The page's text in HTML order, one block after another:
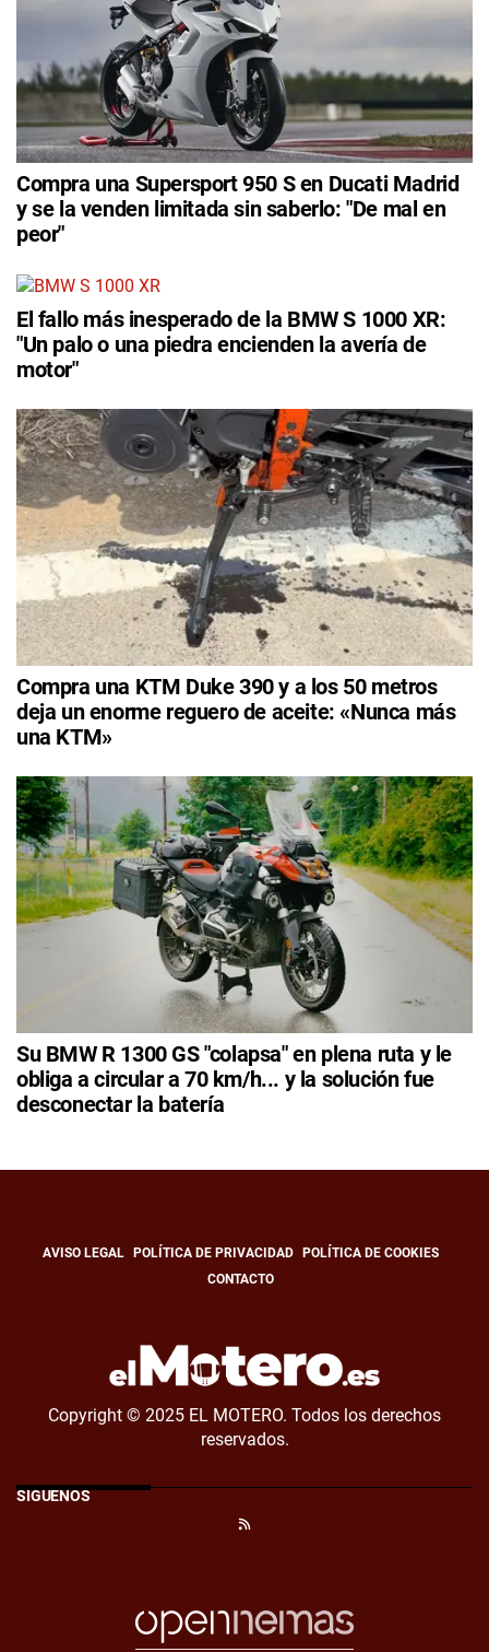
Compra una Supersport 950 S en Ducati Madrid
y se la venden limitada sin saberlo: "De mal en
peor"
El fallo más inesperado de la BMW S 1000 XR:
"Un palo o una piedra encienden la avería de
motor"
Compra una KTM Duke 390 y a los 50 metros
deja un enorme reguero de aceite: «Nunca más
una KTM»
Su BMW R 1300 GS "colapsa" en plena ruta y le
obliga a circular a 70 km/h... y la solución fue
desconectar la batería
AVISO LEGAL POLÍTICA DE PRIVACIDAD
POLÍTICA DE COOKIES
CONTACTO
Copyright © 2025 EL MOTERO. Todos los derechos
reservados.
SÍGUENOS